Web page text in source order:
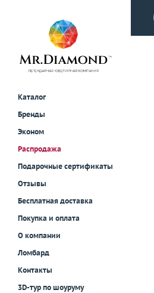
Каталог
Бренды
Эконом
Распродажа
Подарочные сертификаты
Отзывы
Бесплатная доставка
Покупка и оплата
О компании
Ломбард
Контакты
3D-тур по шоуруму
примерки!